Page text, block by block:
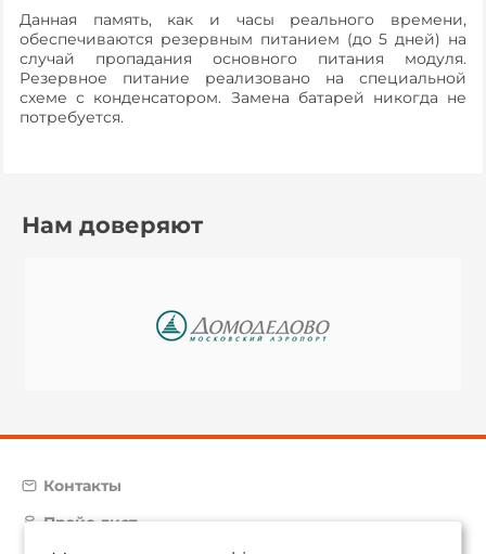
Данная память, как и часы реального времени,
обеспечиваются резервным питанием (до 5 дней) на
случай пропадания основного питания модуля.
Резервное питание реализовано на специальной
схеме с конденсатором. Замена батарей никогда не
потребуется.
Нам доверяют
Контакты
Прайс-лист